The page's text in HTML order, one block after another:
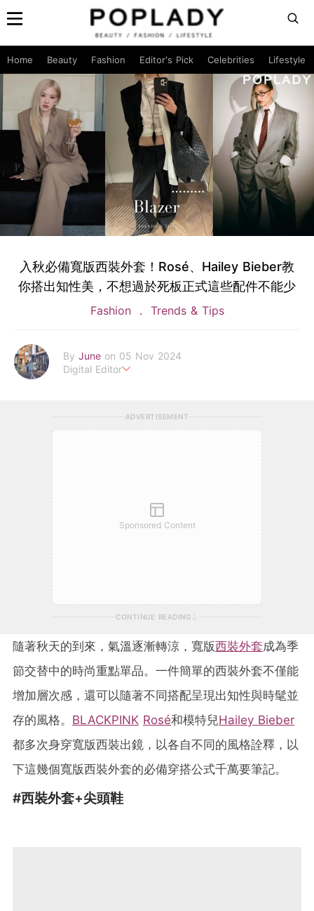
Home Beauty Fashion Editor's Pick Celebrities Lifestyle
入秋必備寬版西裝外套！Rosé、Hailey Bieber教
你搭出知性美，不想過於死板正式這些配件不能少
Fashion Trends & Tips
By June on 05 Nov 2024
Digital Editor
june.huang@poplady-mag.comADVERTISEMENT
Sponsored Content
CONTINUE READING
隨著秋天的到來，氣溫逐漸轉涼，寬版西裝外套成為季
節交替中的時尚重點單品。 一件簡單的西裝外套不僅能
增加層次感，還可以隨著不同搭配呈現出知性與時髦並
存的風格。 BLACKPINK Rosé和模特兒Hailey Bieber
都多次身穿寬版西裝出鏡，以各自不同的風格詮釋，以
下這幾個寬版西裝外套的必備穿搭公式千萬要筆記。
#西裝外套+尖頭鞋